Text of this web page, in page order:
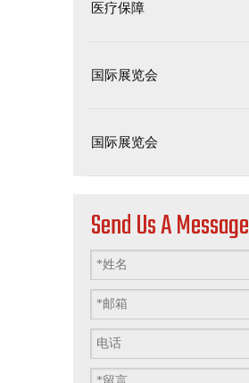
医疗保障
国际展览会
国际展览会
Send Us A Message